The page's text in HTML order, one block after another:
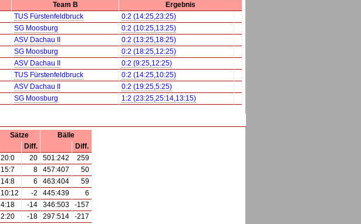
Team B
Ergebnis
TUS Fürstenfeldbruck
0:2 (14:25,23:25)
SG Moosburg
0:2 (10:25,13:25)
ASV Dachau II
0:2 (13:25,18:25)
SG Moosburg
0:2 (18:25,12:25)
ASV Dachau II
0:2 (9:25,12:25)
TUS Fürstenfeldbruck
0:2 (14:25,10:25)
ASV Dachau II
0:2 (19:25,5:25)
SG Moosburg 1:2 (23:25,25:14,13:15)
Sätze
Bälle
Diff.
Diff.
20:0 20 501:242
259
15:7 8 457:407
50
14:8 6 463:404
59
10:12 -2 445:439
6
4:18 -14 346:503
-157
2:20 -18 297:514 -217